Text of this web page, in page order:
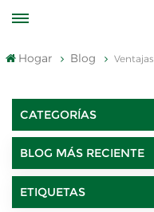
Hogar Blog
CATEGORÍAS
BLOG MÁS RECIENTE
ETIQUETAS